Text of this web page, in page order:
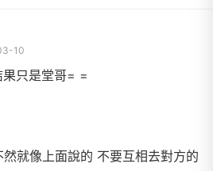
10
只是堂哥= =
就像上面說的 不要互相去對方的